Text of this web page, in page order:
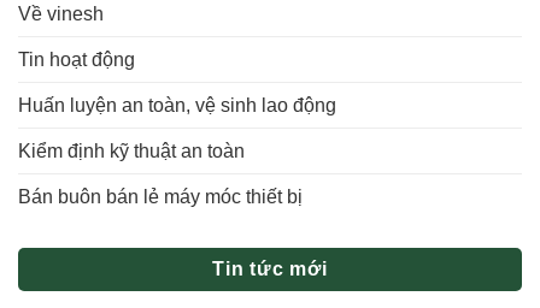
Về vinesh
Tin hoạt động
Huấn luyện an toàn, vệ sinh lao động
Kiểm định kỹ thuật an toàn
Bán buôn bán lẻ máy móc thiết bị
Tin tức mới